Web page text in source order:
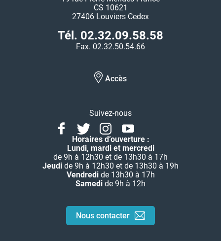
CS 10621
27406 Louviers Cedex
Tél. 02.32.09.58.58
Fax. 02.32.50.54.66
Accès
Suivez-nous
FacebookTwitterInstagramYoutube
Horaires d’ouverture :
Lundi, mardi et mercredi
de 9h à 12h30 et de 13h30 à 17h
Jeudi de 9h à 12h30 et de 13h30 à 19h
Vendredide 13h30 à 17h
Samedi de 9h à 12h
Nous contacter